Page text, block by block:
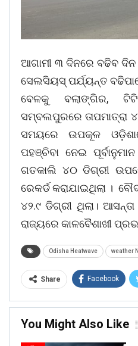
ଆଗାମୀ ୩ ଦିନରେ ବଢିବ ଦିନ
ସେଲସିୟସ୍ ପର୍ଯ୍ୟନ୍ତ
ବେଳକୁ ବଲାଙ୍ଗିର,
ସମ୍ବଲପୁରରେ ତାପମାତ୍ରା
ସମୟରେ ଉପକୂଳ
ପହଞ୍ଚିବା ନେଇ
ଗତକାଲି ୪୦ ଡିଗ୍ରୀ
ରେକର୍ଡ କରାଯାଇଥିଲା ।
୪୨.୯ ଡିଗ୍ରୀ ଥିଲା। ଆସନ୍ତା
ରାଜ୍ୟରେ କାଳବୈଶାଖୀ
Odisha Heatwave weather
Share Facebook
You Might Also Like